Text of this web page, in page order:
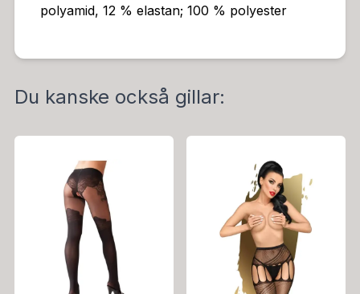
polyamid, 12 % elastan; 100 % polyester
Du kanske också gillar: